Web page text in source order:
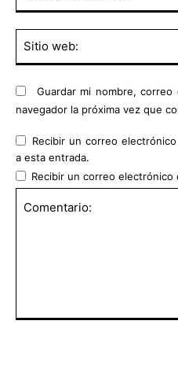
Guardar mi nombre,
navegador la próxima vez que
Recibir un correo
a esta entrada.
Recibir un correo electrónico